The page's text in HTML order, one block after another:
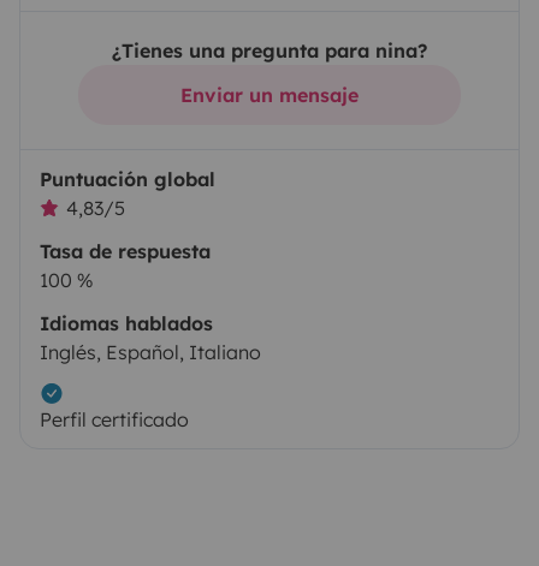
¿Tienes una pregunta para nina?
Enviar un mensaje
Puntuación global
4,83/5
Tasa de respuesta
100 %
Idiomas hablados
Inglés, Español, Italiano
Perfil certificado